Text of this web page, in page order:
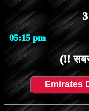
05:15 pm
(!!
Emirates